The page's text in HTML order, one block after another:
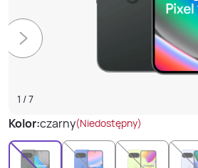
1 /7
Kolor:czarny(Niedostępny)